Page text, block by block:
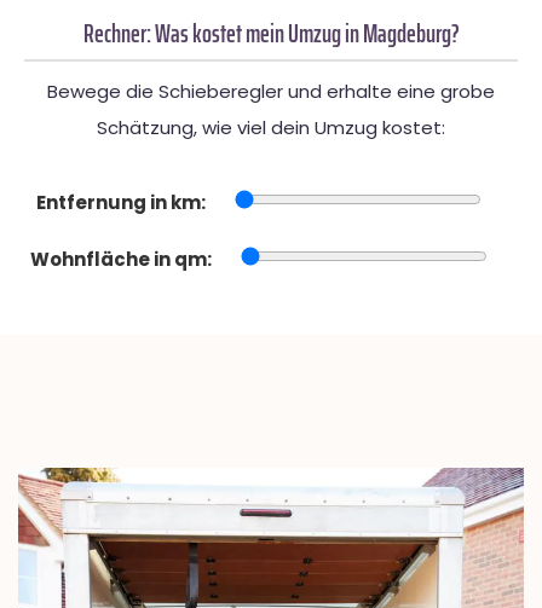
Rechner: Was kostet mein Umzug in Magdeburg?
Bewege die Schieberegler und erhalte eine grobe
Schätzung, wie viel dein Umzug kostet:
Entfernung in km:
Wohnfläche in qm: